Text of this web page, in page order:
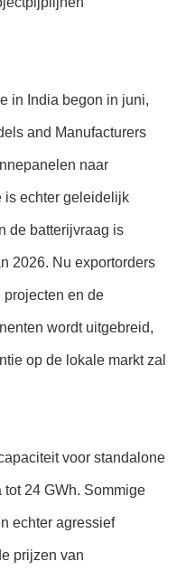
in India begon in juni,
and Manufacturers
naar
is echter geleidelijk
de batterijvraag is
2026. Nu exportorders
en de
wordt uitgebreid,
op de lokale markt zal
voor standalone
24 GWh. Sommige
echter agressief
prijzen van